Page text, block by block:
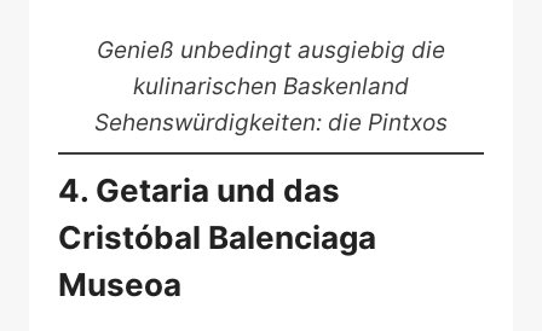
Genieß unbedingt ausgiebig die
kulinarischen Baskenland
Sehenswürdigkeiten: die Pintxos
4. Getaria und das
Cristóbal Balenciaga
Museoa